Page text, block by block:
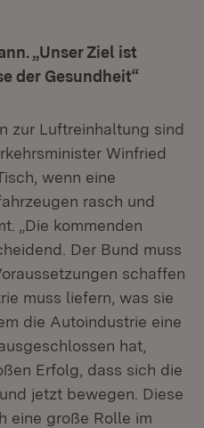
„Unser Ziel ist
der Gesundheit“
zur Luftreinhaltung sind
Winfried
wenn eine
rasch und
„Die kommenden
Der Bund muss
schaffen
muss liefern, was sie
die Autoindustrie eine
hat,
Erfolg, dass sich die
jetzt bewegen. Diese
eine große Rolle im